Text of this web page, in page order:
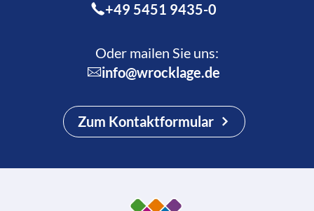
+49 5451 9435-0
Oder mailen Sie uns:
info@wrocklage.de
Zum Kontaktformular